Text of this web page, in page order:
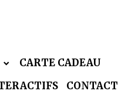
CARTE CADEAU
CONTACT